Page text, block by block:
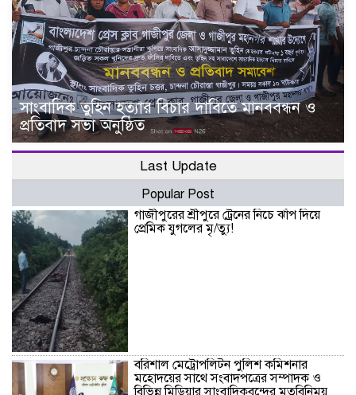
সাংবাদিক তুহিন হত্যার বিচার দাবিতে মানববন্ধন ও
প্রতিবাদ সভা অনুষ্ঠিত
Last Update
Popular Post
গাজীপুরের শ্রীপুরে ট্রেনের নিচে ঝাঁপ দিয়ে
প্রেমিক যুগলের মৃ/ত্যু!
বরিশাল মেট্রোপলিটন পুলিশ কমিশনার
মহোদয়ের সাথে সংবাদপত্রের সম্পাদক ও